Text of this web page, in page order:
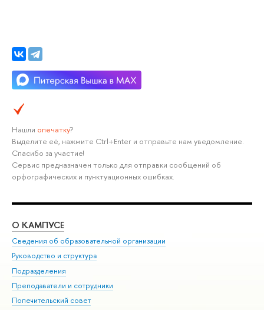
Нашли опечатку?
Выделите её, нажмите Ctrl+Enter и отправьте нам уведомление.
Спасибо за участие!
Сервис предназначен только для отправки сообщений об
орфографических и пунктуационных ошибках.
О КАМПУСЕ
Сведения об образовательной организации
Руководство и структура
Подразделения
Преподаватели и сотрудники
Попечительский совет